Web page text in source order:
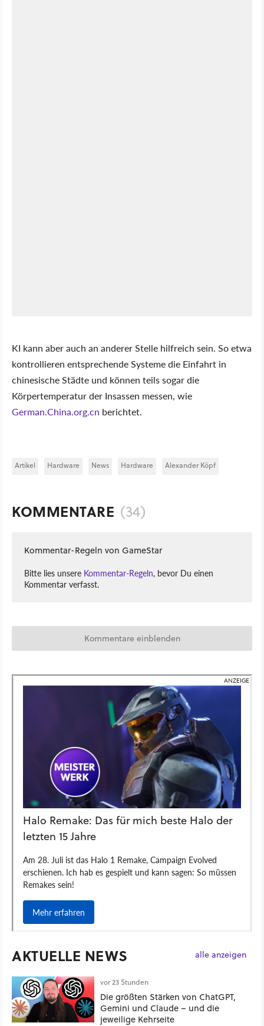
KI kann aber auch an anderer Stelle hilfreich sein. So etwa
kontrollieren entsprechende Systeme die Einfahrt in
chinesische Städte und können teils sogar die
Körpertemperatur der Insassen messen, wie
German.China.org.cn berichtet.
Artikel Hardware News Hardware Alexander Köpf
KOMMENTARE (34)
Kommentar-Regeln von GameStar
Bitte lies unsere Kommentar-Regeln, bevor Du einen
Kommentar verfasst.
Kommentare einblenden
AKTUELLE NEWS alle anzeigen
vor 23 Stunden
Die größten Stärken von ChatGPT,
Gemini und Claude – und die
jeweilige Kehrseite